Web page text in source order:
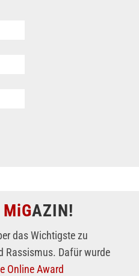
MiGAZIN!
das Wichtigste zu
Rassismus. Dafür wurde
Online Award